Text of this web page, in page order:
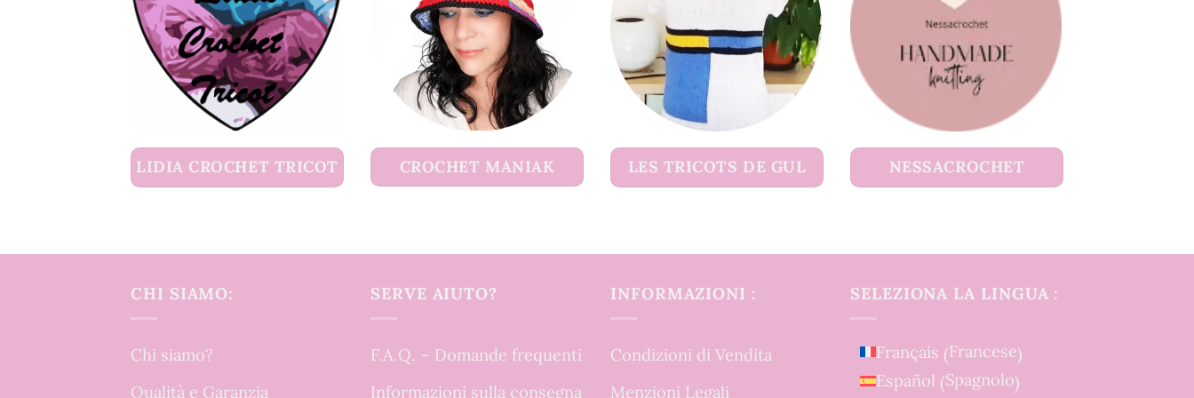
LIDIA CROCHET TRICOT CROCHET MANIAK LES TRICOTS DE GUL NESSACROCHET
CHI SIAMO:
Chi siamo?
Qualità e Garanzia
SERVE AIUTO?
F.A.Q. – Domande frequenti
Informazioni sulla consegna
INFORMAZIONI :
Condizioni di Vendita
Menzioni Legali
SELEZIONA LA LINGUA :
Français (Francese)
Español (Spagnolo)